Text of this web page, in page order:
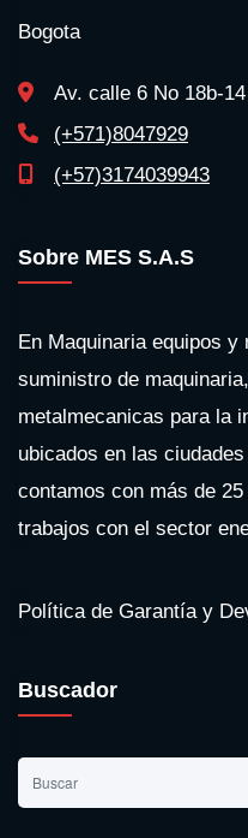
Bogota
Av. calle 6 No 18b-14
(+571)8047929
(+57)3174039943
Sobre MES S.A.S
En Maquinaria equipos
suministro de
metalmecanicas para la
ubicados en las
contamos con más de
trabajos con el sector
Política de Garantía y
Buscador